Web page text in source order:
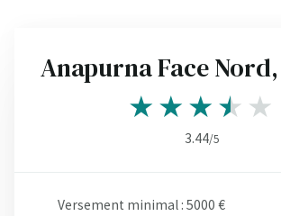
Anapurna Face
3.44/5
Versement minimal : 5000 €